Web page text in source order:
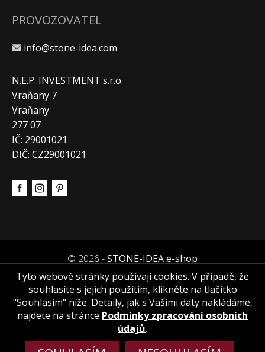
PROVOZOVATEL
info@stone-idea.com
N.E.P. INVESTMENT s.r.o.
Vraňany 7
Vraňany
277 07
IČ: 29001021
DIČ: CZ29001021
© 2026 -STONE-IDEA e-shop
Tyto webové stránky používají cookies. V případě, že
souhlasíte s jejich použitím, klikněte na tlačítko
"Souhlasím" níže. Detaily, jak s Vašimi daty nakládáme,
najdete na stránce Podmínky zpracování osobních
údajů.